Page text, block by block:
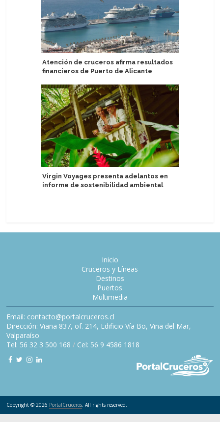
Atención de cruceros afirma resultados
financieros de Puerto de Alicante
Virgin Voyages presenta adelantos en
informe de sostenibilidad ambiental
Inicio
Cruceros y Líneas
Destinos
Puertos
Multimedia
Email: contacto@portalcruceros.cl
Dirección: Viana 837, of. 214, Edificio Vía Bo, Viña del Mar,
Valparaíso
Tel: 56 32 3 500 168 / Cel: 56 9 4586 1818
Copyright © 2026 PortalCruceros. All rights reserved.